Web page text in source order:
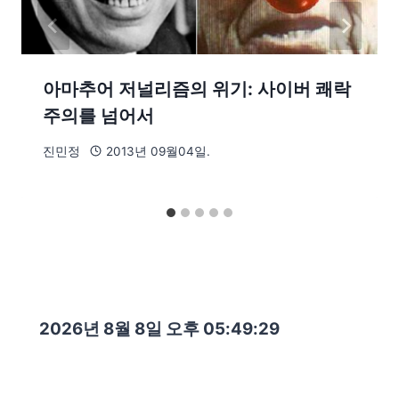
아마추어 저널리즘의 위기: 사이버 쾌락
주의를 넘어서
진민정 2013년 09월04일.
2026년 8월 8일 오후 05:49:31